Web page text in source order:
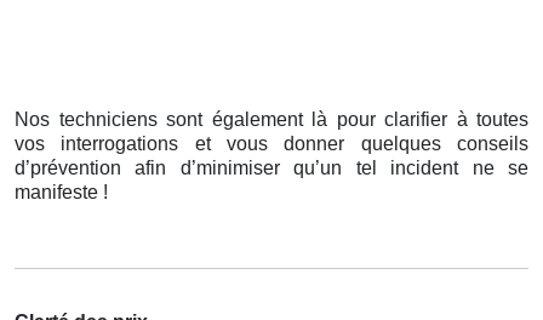
Nos techniciens sont également là pour clarifier à toutes
vos interrogations et vous donner quelques conseils
d’prévention afin d’minimiser qu’un tel incident ne se
manifeste !